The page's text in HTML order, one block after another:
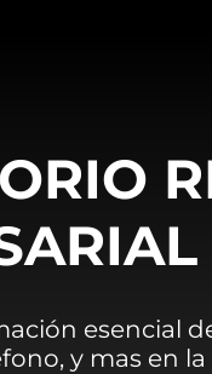
esencial
y mas en